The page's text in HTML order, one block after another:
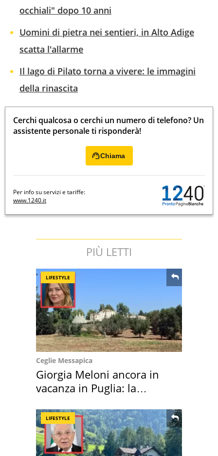
occhiali" dopo 10 anni
Uomini di pietra nei sentieri, in Alto Adige
scatta l'allarme
Il lago di Pilato torna a vivere: le immagini
della rinascita
Cerchi qualcosa o cerchi un numero di telefono? Un
assistente personale ti risponderà!
Chiama
Per info su servizi e tariffe:
www.1240.it
PIÙ LETTI
LIFESTYLE
Ceglie Messapica
Giorgia Meloni ancora in
vacanza in Puglia: la
LIFESTYLE